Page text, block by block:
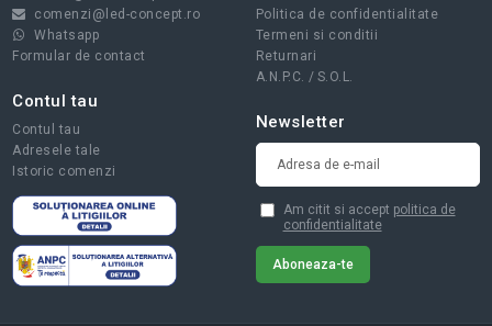
comenzi@led-concept.ro
Whatsapp
Formular de contact
Politica de confidentialitate
Termeni si conditii
Returnari
A.N.P.C. / S.O.L.
Contul tau
Contul tau
Adresele tale
Istoric comenzi
Newsletter
Am citit si accept politica de
confidentialitate